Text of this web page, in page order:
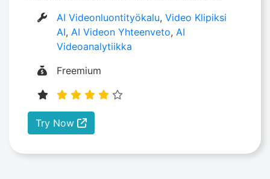
AI Videonluontityökalu,Video Klipiksi
AI, AI Videon Yhteenveto, AI
Videoanalytiikka
Freemium
Try Now